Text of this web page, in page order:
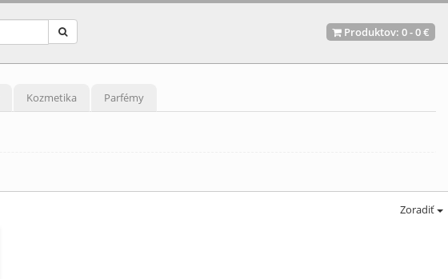
Produktov: 0-0 €
Kozmetika Parfémy
Zoradiť